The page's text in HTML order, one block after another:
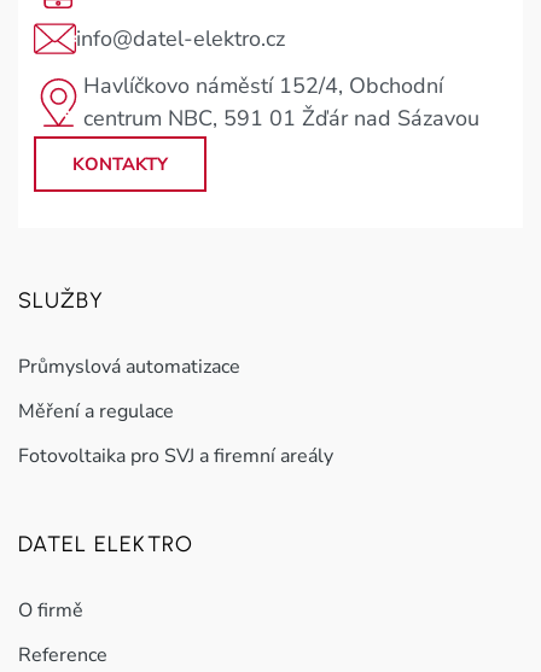
info@datel-elektro.cz
Havlíčkovo náměstí 152/4, Obchodní
centrum NBC, 591 01 Žďár nad Sázavou
KONTAKTY
SLUŽBY
Průmyslová automatizace
Měření a regulace
Fotovoltaika pro SVJ a firemní areály
DATEL ELEKTRO
O firmě
Reference